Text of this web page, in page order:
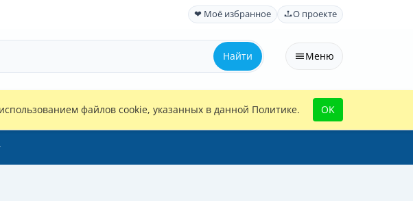
❤ Моё избранное О проекте
Найти Меню
файлов cookie, указанных в данной Политике. OK